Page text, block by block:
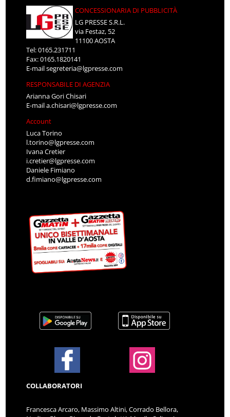
CONCESSIONARIA DI PUBBLICITÀ
LG PRESSE S.R.L.
via Festaz, 52
11100 AOSTA
Tel: 0165.231711
Fax: 0165.1820141
E-mailsegreteria@lgpresse.com
RESPONSABILE DI AGENZIA
Arianna Gori Chisari
E-maila.chisari@lgpresse.com
Account
Luca Torino
l.torino@lgpresse.com
Ivana Cretier
i.cretier@lgpresse.com
Daniele Fimiano
d.fimiano@lgpresse.com
COLLABORATORI
Francesca Arcaro, Massimo Altini, Corrado Bellora,